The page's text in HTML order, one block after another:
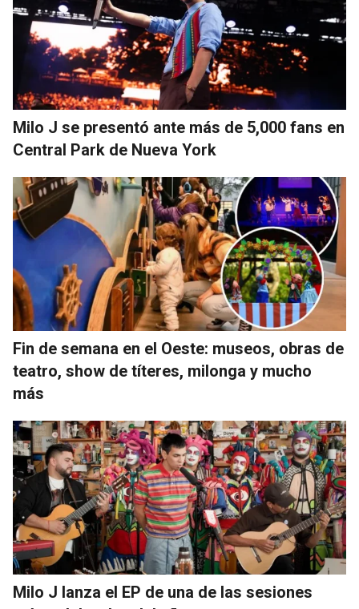
Milo J se presentó ante más de 5,000 fans en
Central Park de Nueva York
Fin de semana en el Oeste: museos, obras de
teatro, show de títeres, milonga y mucho
más
Milo J lanza el EP de una de las sesiones